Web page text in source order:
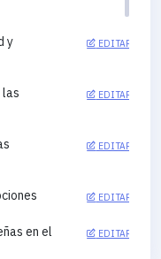
y
EDITAR
las
EDITAR
EDITAR
EDITAR
en el
EDITAR